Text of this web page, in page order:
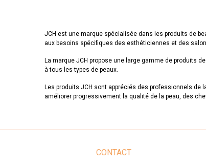
JCH est une marque spécialisée dans les produits de
aux besoins spécifiques des esthéticiennes et des
La marque JCH propose une large gamme de produits
à tous les types de peaux.
Les produits JCH sont appréciés des professionnels
améliorer progressivement la qualité de la peau, des
La marque JCH est très engagée dans le respect de
offrir des résultats exceptionnels, tout en respectant la
CONTACT